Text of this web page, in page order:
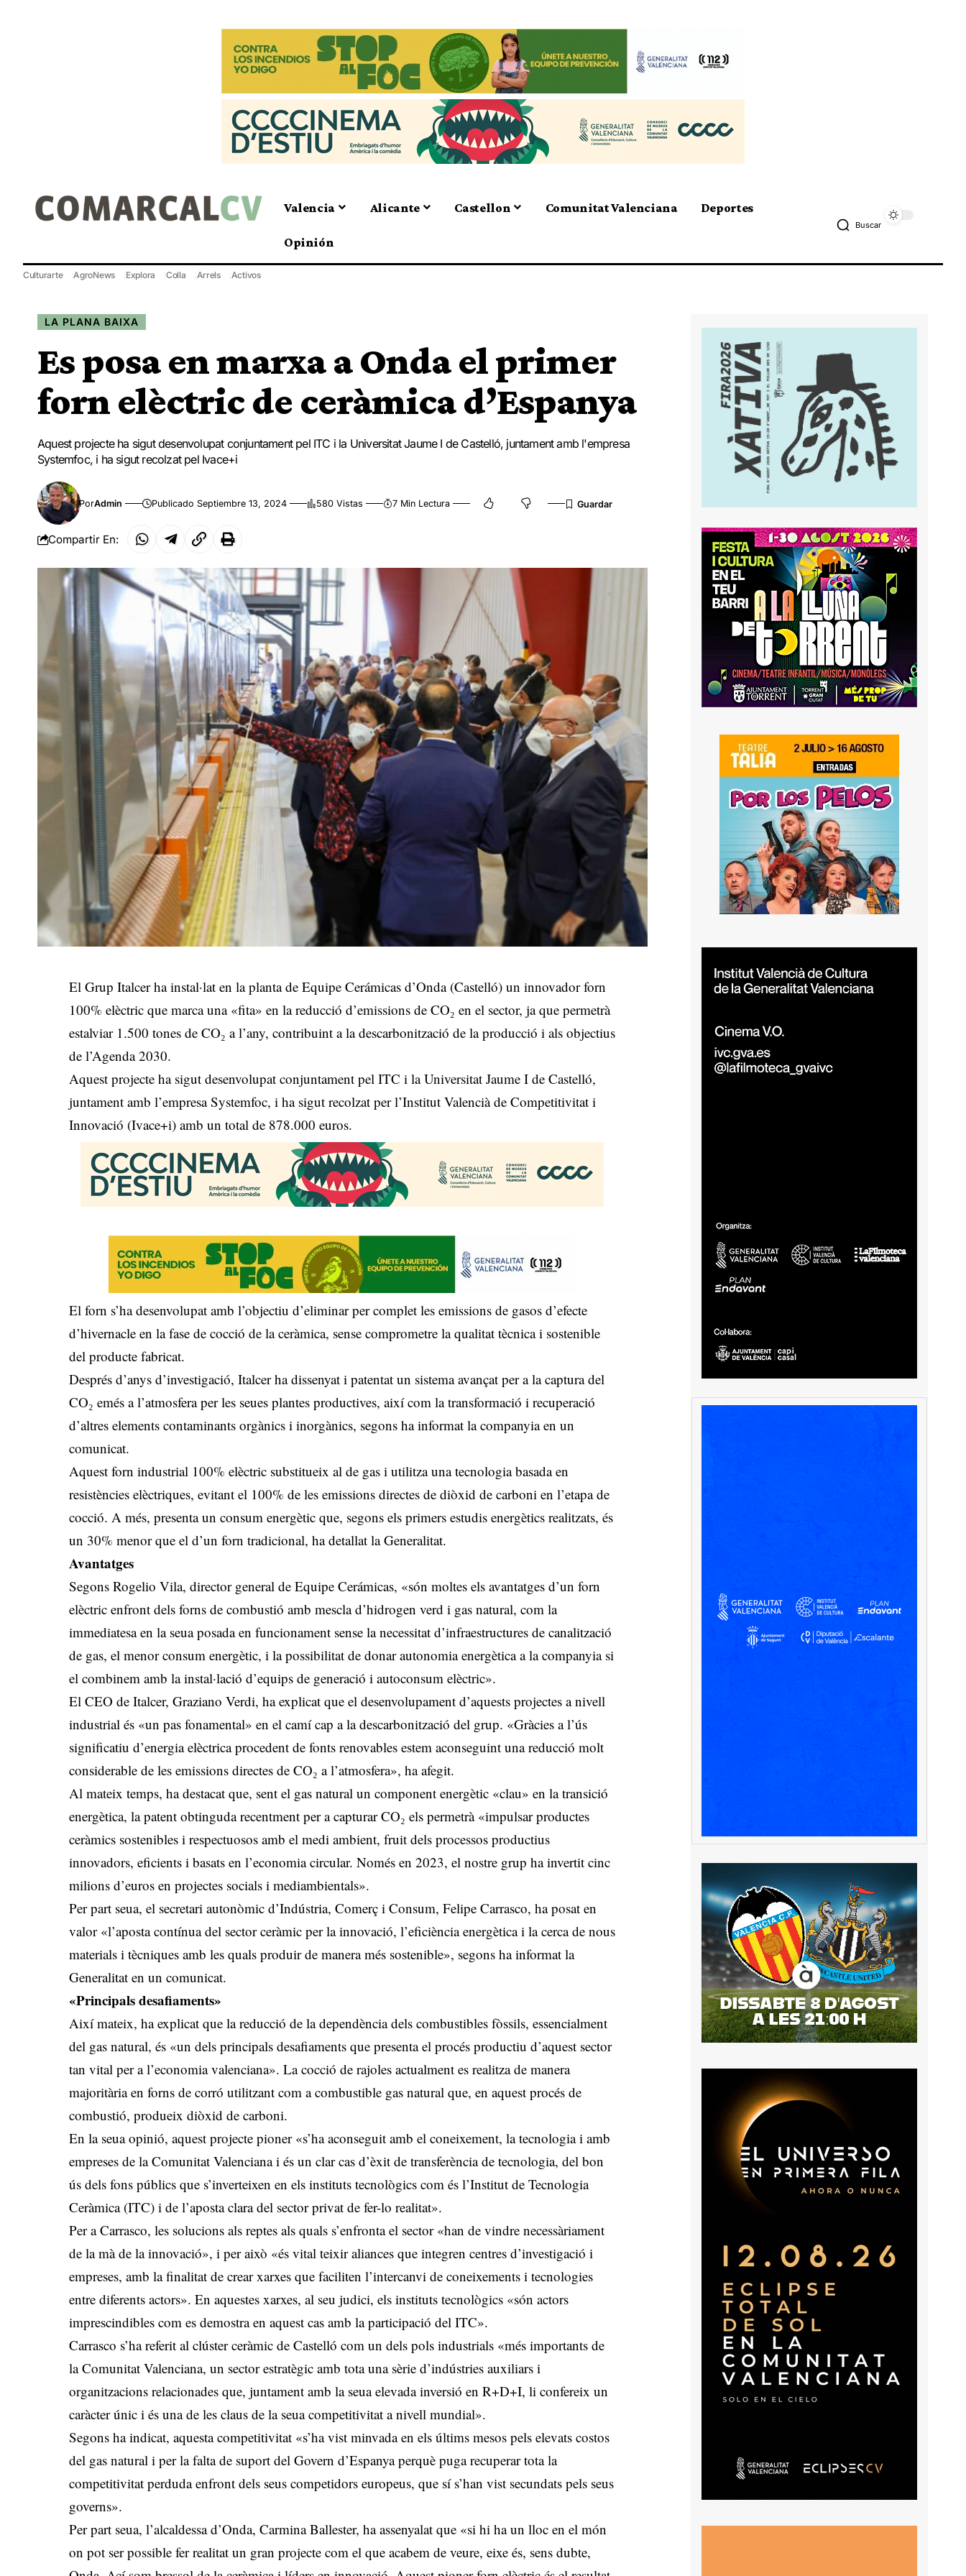
Valencia Alicante Castellon Comunitat Valenciana Deportes
Opinión
Buscar
Culturarte AgroNews Explora Colla Arrels Activos
LA PLANA BAIXA
Es posa en marxa a Onda el primer
forn elèctric de ceràmica d’Espanya
Aquest projecte ha sigut desenvolupat conjuntament pel ITC i la Universitat Jaume I de Castelló, juntament amb l'empresa
Systemfoc, i ha sigut recolzat pel Ivace+i
PorAdmin Publicado Septiembre 13, 2024 580 Vistas 7 Min Lectura
Compartir En:
El Grup Italcer ha instal·lat en la planta de Equipe Cerámicas d’Onda (Castelló) un innovador forn
100% elèctric que marca una «fita» en la reducció d’emissions de CO₂ en el sector, ja que permetrà
estalviar 1.500 tones de CO₂ a l’any, contribuint a la descarbonització de la producció i als objectius
de l’Agenda 2030.
Aquest projecte ha sigut desenvolupat conjuntament pel ITC i la Universitat Jaume I de Castelló,
juntament amb l’empresa Systemfoc, i ha sigut recolzat per l’Institut Valencià de Competitivitat i
Innovació (Ivace+i) amb un total de 878.000 euros.
El forn s’ha desenvolupat amb l’objectiu d’eliminar per complet les emissions de gasos d’efecte
d’hivernacle en la fase de cocció de la ceràmica, sense comprometre la qualitat tècnica i sostenible
del producte fabricat.
Després d’anys d’investigació, Italcer ha dissenyat i patentat un sistema avançat per a la captura del
CO₂ emés a l’atmosfera per les seues plantes productives, així com la transformació i recuperació
d’altres elements contaminants orgànics i inorgànics, segons ha informat la companyia en un
comunicat.
Aquest forn industrial 100% elèctric substitueix al de gas i utilitza una tecnologia basada en
resistències elèctriques, evitant el 100% de les emissions directes de diòxid de carboni en l’etapa de
cocció. A més, presenta un consum energètic que, segons els primers estudis energètics realitzats, és
un 30% menor que el d’un forn tradicional, ha detallat la Generalitat.
Avantatges
Segons Rogelio Vila, director general de Equipe Cerámicas, «són moltes els avantatges d’un forn
elèctric enfront dels forns de combustió amb mescla d’hidrogen verd i gas natural, com la
immediatesa en la seua posada en funcionament sense la necessitat d’infraestructures de canalització
de gas, el menor consum energètic, i la possibilitat de donar autonomia energètica a la companyia si
el combinem amb la instal·lació d’equips de generació i autoconsum elèctric».
El CEO de Italcer, Graziano Verdi, ha explicat que el desenvolupament d’aquests projectes a nivell
industrial és «un pas fonamental» en el camí cap a la descarbonització del grup. «Gràcies a l’ús
significatiu d’energia elèctrica procedent de fonts renovables estem aconseguint una reducció molt
considerable de les emissions directes de CO₂ a l’atmosfera», ha afegit.
Al mateix temps, ha destacat que, sent el gas natural un component energètic «clau» en la transició
energètica, la patent obtinguda recentment per a capturar CO₂ els permetrà «impulsar productes
ceràmics sostenibles i respectuosos amb el medi ambient, fruit dels processos productius
innovadors, eficients i basats en l’economia circular. Només en 2023, el nostre grup ha invertit cinc
milions d’euros en projectes socials i mediambientals».
Per part seua, el secretari autonòmic d’Indústria, Comerç i Consum, Felipe Carrasco, ha posat en
valor «l’aposta contínua del sector ceràmic per la innovació, l’eficiència energètica i la cerca de nous
materials i tècniques amb les quals produir de manera més sostenible», segons ha informat la
Generalitat en un comunicat.
«Principals desafiaments»
Així mateix, ha explicat que la reducció de la dependència dels combustibles fòssils, essencialment
del gas natural, és «un dels principals desafiaments que presenta el procés productiu d’aquest sector
tan vital per a l’economia valenciana». La cocció de rajoles actualment es realitza de manera
majoritària en forns de corró utilitzant com a combustible gas natural que, en aquest procés de
combustió, produeix diòxid de carboni.
En la seua opinió, aquest projecte pioner «s’ha aconseguit amb el coneixement, la tecnologia i amb
empreses de la Comunitat Valenciana i és un clar cas d’èxit de transferència de tecnologia, del bon
ús dels fons públics que s’inverteixen en els instituts tecnològics com és l’Institut de Tecnologia
Ceràmica (ITC) i de l’aposta clara del sector privat de fer-lo realitat».
Per a Carrasco, les solucions als reptes als quals s’enfronta el sector «han de vindre necessàriament
de la mà de la innovació», i per això «és vital teixir aliances que integren centres d’investigació i
empreses, amb la finalitat de crear xarxes que faciliten l’intercanvi de coneixements i tecnologies
entre diferents actors». En aquestes xarxes, al seu judici, els instituts tecnològics «són actors
imprescindibles com es demostra en aquest cas amb la participació del ITC».
Carrasco s’ha referit al clúster ceràmic de Castelló com un dels pols industrials «més importants de
la Comunitat Valenciana, un sector estratègic amb tota una sèrie d’indústries auxiliars i
organitzacions relacionades que, juntament amb la seua elevada inversió en R+D+I, li confereix un
caràcter únic i és una de les claus de la seua competitivitat a nivell mundial».
Segons ha indicat, aquesta competitivitat «s’ha vist minvada en els últims mesos pels elevats costos
del gas natural i per la falta de suport del Govern d’Espanya perquè puga recuperar tota la
competitivitat perduda enfront dels seus competidors europeus, que sí s’han vist secundats pels seus
governs».
Per part seua, l’alcaldessa d’Onda, Carmina Ballester, ha assenyalat que «si hi ha un lloc en el món
on pot ser possible fer realitat un gran projecte com el que acabem de veure, eixe és, sens dubte,